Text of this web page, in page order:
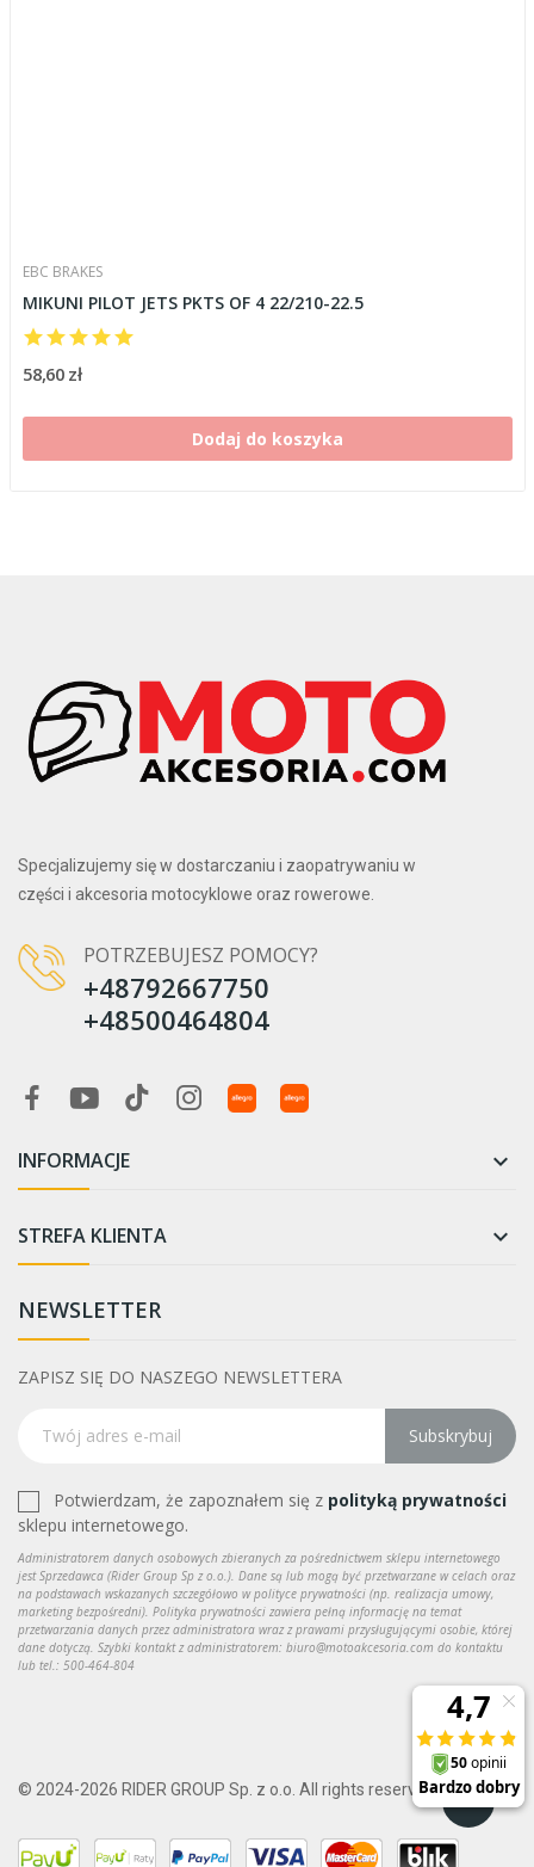
EBC BRAKES
MIKUNI PILOT JETS PKTS OF 4 22/210-22.5
58,60 zł
Dodaj do koszyka
Specjalizujemy się w dostarczaniu i zaopatrywaniu w
części i akcesoria motocyklowe oraz rowerowe.
POTRZEBUJESZ POMOCY?
+48792667750
+48500464804
INFORMACJE 
STREFA KLIENTA 
NEWSLETTER
ZAPISZ SIĘ DO NASZEGO NEWSLETTERA
Subskrybuj
Potwierdzam, że zapoznałem się z polityką prywatności
sklepu internetowego.
Administratorem danych osobowych zbieranych za pośrednictwem sklepu internetowego
jest Sprzedawca (Rider Group Sp z o.o.). Dane są lub mogą być przetwarzane w celach oraz
na podstawach wskazanych szczegółowo w polityce prywatności (np. realizacja umowy,
marketing bezpośredni). Polityka prywatności zawiera pełną informację na temat
przetwarzania danych przez administratora wraz z prawami przysługującymi osobie, której
dane dotyczą. Szybki kontakt z administratorem: biuro@motoakcesoria.com do kontaktu
lub tel.: 500-464-804
© 2024-2026 RIDER GROUP Sp. z o.o. All rights reserved.